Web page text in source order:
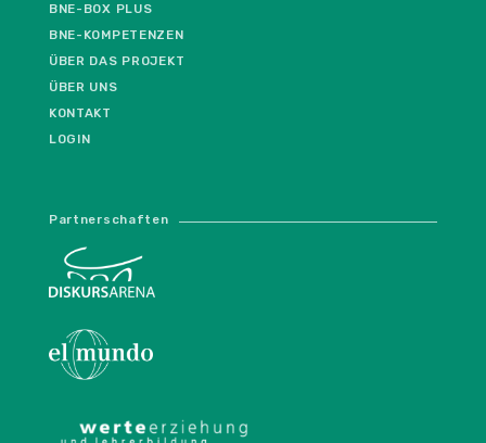
BNE-BOX PLUS
BNE-KOMPETENZEN
ÜBER DAS PROJEKT
ÜBER UNS
KONTAKT
LOGIN
Partnerschaften